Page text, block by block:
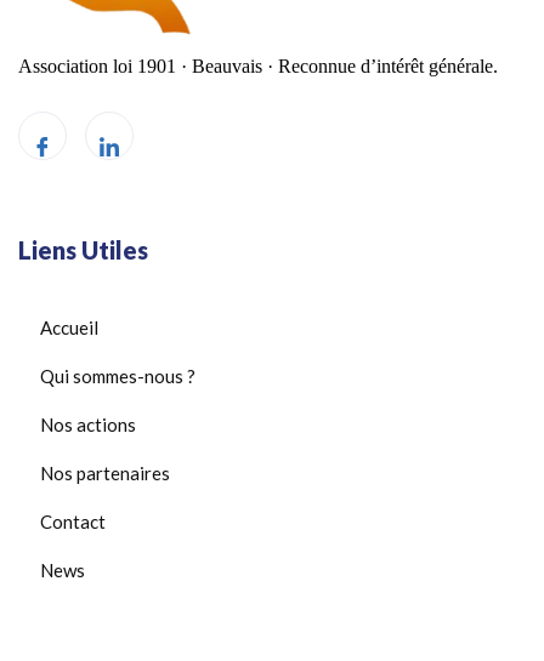
Association loi 1901 · Beauvais · Reconnue d’intérêt générale.
Liens Utiles
Accueil
Qui sommes-nous ?
Nos actions
Nos partenaires
Contact
News